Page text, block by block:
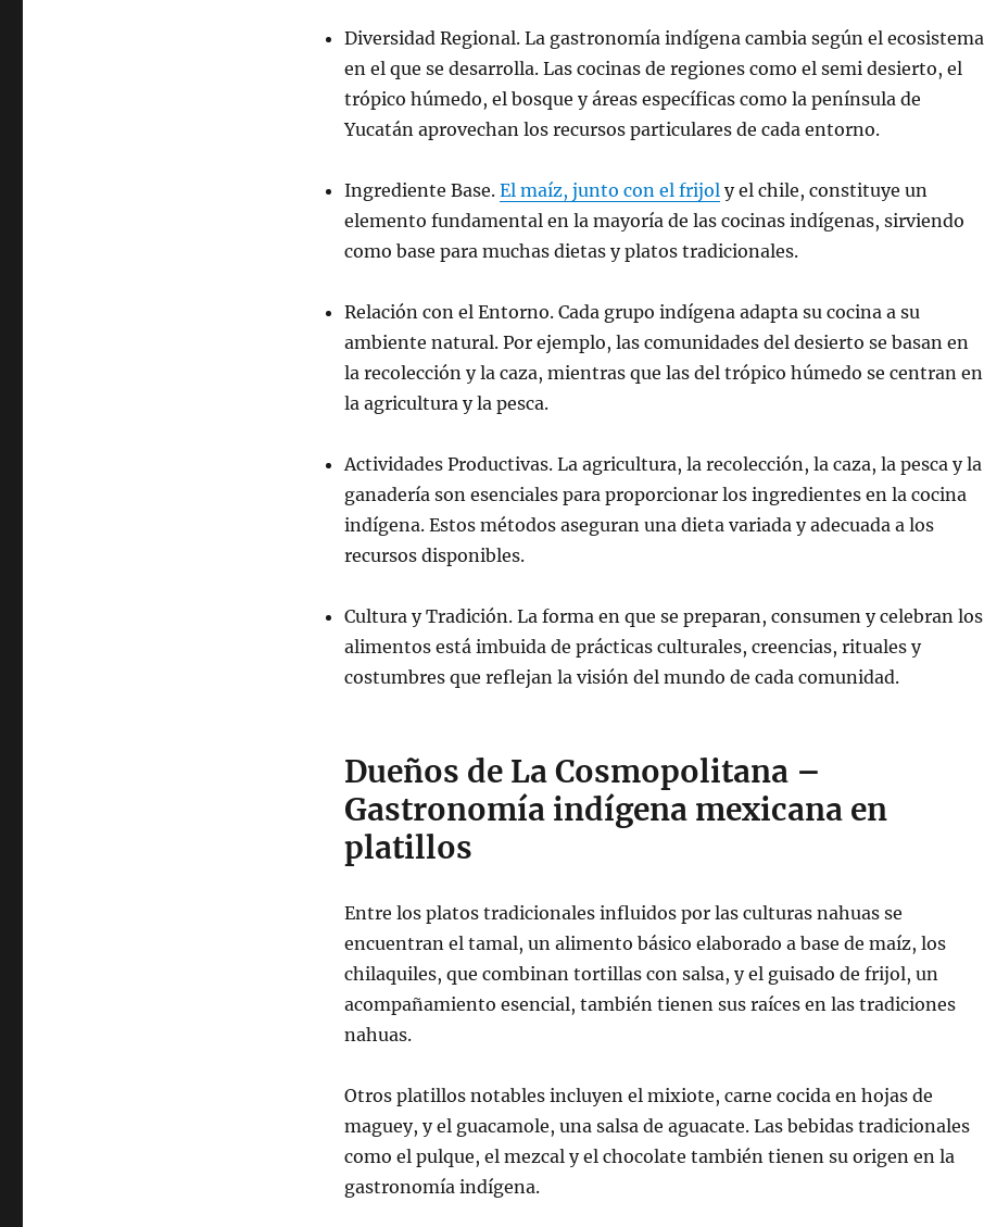
Diversidad Regional. La gastronomía indígena cambia según el ecosistema
en el que se desarrolla. Las cocinas de regiones como el semi desierto, el
trópico húmedo, el bosque y áreas específicas como la península de
Yucatán aprovechan los recursos particulares de cada entorno.
Ingrediente Base. El maíz, junto con el frijol y el chile, constituye un
elemento fundamental en la mayoría de las cocinas indígenas, sirviendo
como base para muchas dietas y platos tradicionales.
Relación con el Entorno. Cada grupo indígena adapta su cocina a su
ambiente natural. Por ejemplo, las comunidades del desierto se basan en
la recolección y la caza, mientras que las del trópico húmedo se centran en
la agricultura y la pesca.
Actividades Productivas. La agricultura, la recolección, la caza, la pesca y la
ganadería son esenciales para proporcionar los ingredientes en la cocina
indígena. Estos métodos aseguran una dieta variada y adecuada a los
recursos disponibles.
Cultura y Tradición. La forma en que se preparan, consumen y celebran los
alimentos está imbuida de prácticas culturales, creencias, rituales y
costumbres que reflejan la visión del mundo de cada comunidad.
Dueños de La Cosmopolitana –
Gastronomía indígena mexicana en
platillos
Entre los platos tradicionales influidos por las culturas nahuas se
encuentran el tamal, un alimento básico elaborado a base de maíz, los
chilaquiles, que combinan tortillas con salsa, y el guisado de frijol, un
acompañamiento esencial, también tienen sus raíces en las tradiciones
nahuas.
Otros platillos notables incluyen el mixiote, carne cocida en hojas de
maguey, y el guacamole, una salsa de aguacate. Las bebidas tradicionales
como el pulque, el mezcal y el chocolate también tienen su origen en la
gastronomía indígena.